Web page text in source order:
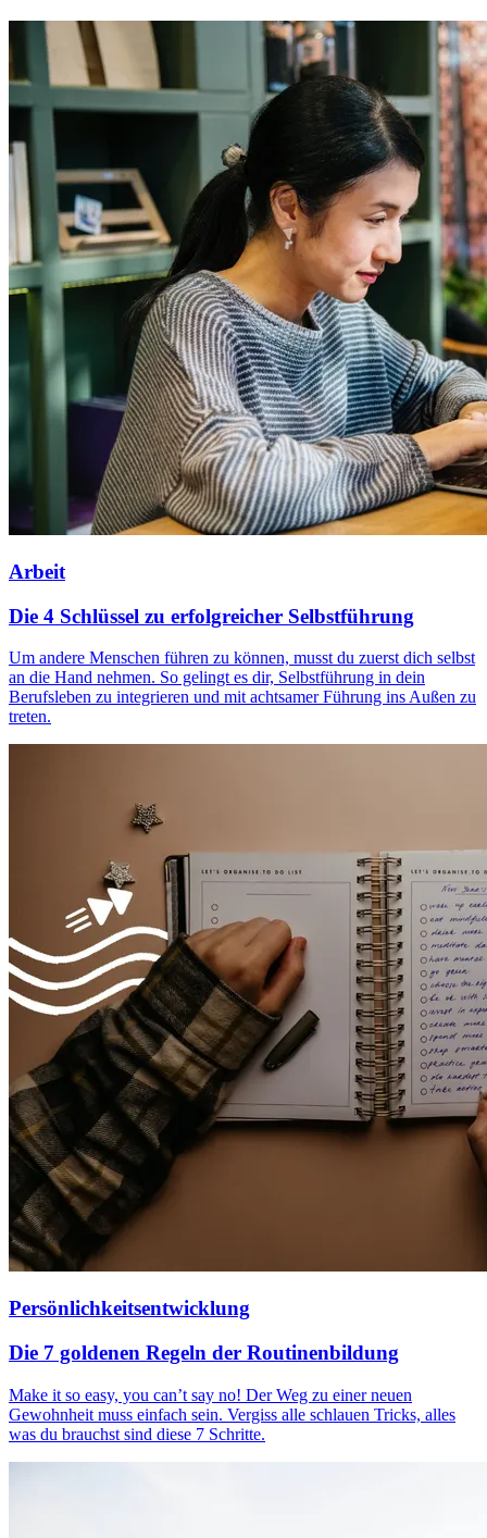
Arbeit
Die 4 Schlüssel zu erfolgreicher Selbstführung
Um andere Menschen führen zu können, musst du zuerst dich selbst
an die Hand nehmen. So gelingt es dir, Selbstführung in dein
Berufsleben zu integrieren und mit achtsamer Führung ins Außen zu
treten.
Persönlichkeitsentwicklung
Die 7 goldenen Regeln der Routinenbildung
Make it so easy, you can’t say no! Der Weg zu einer neuen
Gewohnheit muss einfach sein. Vergiss alle schlauen Tricks, alles
was du brauchst sind diese 7 Schritte.